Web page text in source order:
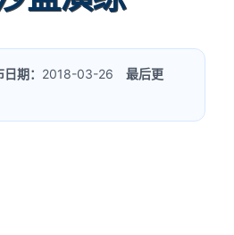
期： 2018-03-26最后更